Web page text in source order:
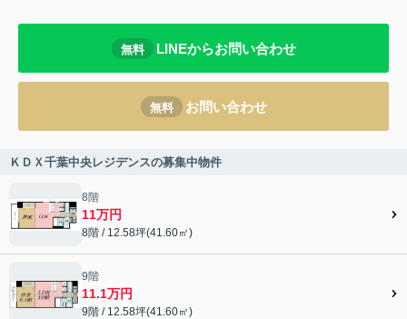
無料 LINEからお問い合わせ
無料 お問い合わせ
ＫＤＸ千葉中央レジデンスの募集中物件
8階
11万円
8階 / 12.58坪(41.60㎡)
9階
11.1万円
9階 / 12.58坪(41.60㎡)